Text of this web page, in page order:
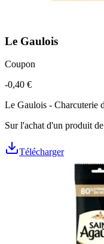
Le Gaulois
Coupon
-0,40 €
Le Gaulois - Charcuterie
Sur l'achat d'un produit
Télécharger